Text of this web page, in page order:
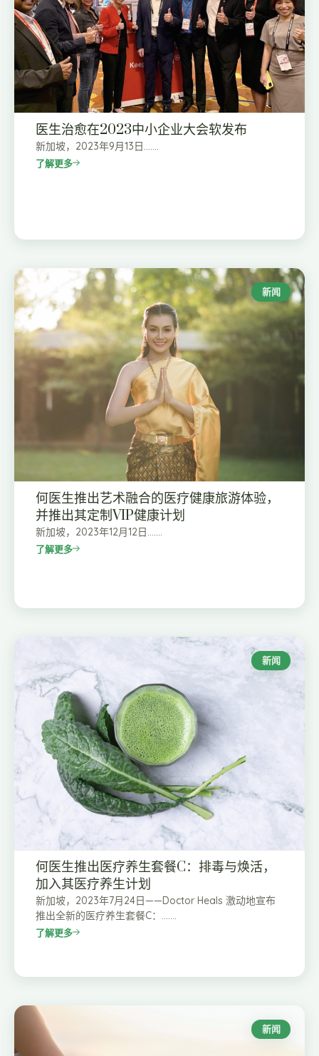
医生治愈在2023中小企业大会软发布
新加坡，2023年9月13日…….
了解更多
新闻
何医生推出艺术融合的医疗健康旅游体验，
并推出其定制VIP健康计划
新加坡，2023年12月12日…….
了解更多
新闻
何医生推出医疗养生套餐C：排毒与焕活，
加入其医疗养生计划
新加坡，2023年7月24日——Doctor Heals 激动地宣布
推出全新的医疗养生套餐C：…….
了解更多
新闻